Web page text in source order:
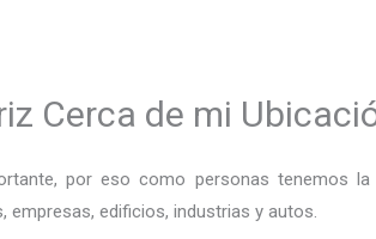
Cerca de mi
por eso como personas tenemos
empresas, edificios, industrias y autos.